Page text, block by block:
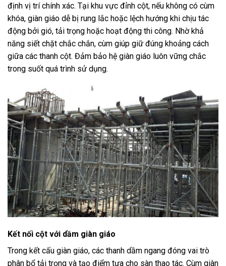
định vị trí chính xác. Tại khu vực đỉnh cột, nếu không có cùm
khóa, giàn giáo dễ bị rung lắc hoặc lệch hướng khi chịu tác
động bởi gió, tải trọng hoặc hoạt động thi công. Nhờ khả
năng siết chặt chắc chắn, cùm giúp giữ đúng khoảng cách
giữa các thanh cột. Đảm bảo hệ giàn giáo luôn vững chắc
trong suốt quá trình sử dụng.
Kết nối cột với dầm giàn giáo
Trong kết cấu giàn giáo, các thanh dầm ngang đóng vai trò
phân bổ tải trọng và tạo điểm tựa cho sàn thao tác. Cùm giàn